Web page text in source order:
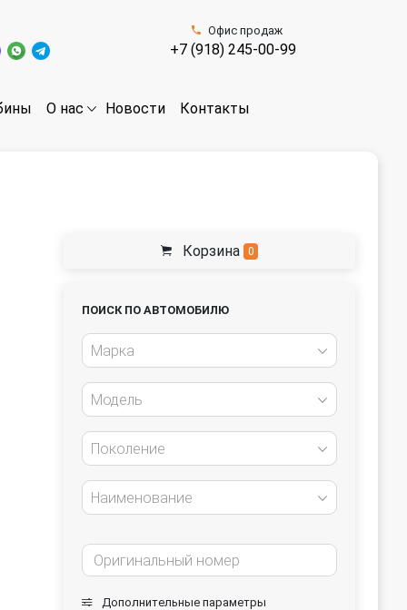
Офис продаж
+7 (918) 245-00-99
О нас Новости Контакты
Корзина 0
ПОИСК ПО АВТОМОБИЛЮ
Марка
Модель
Поколение
Наименование
Дополнительные параметры